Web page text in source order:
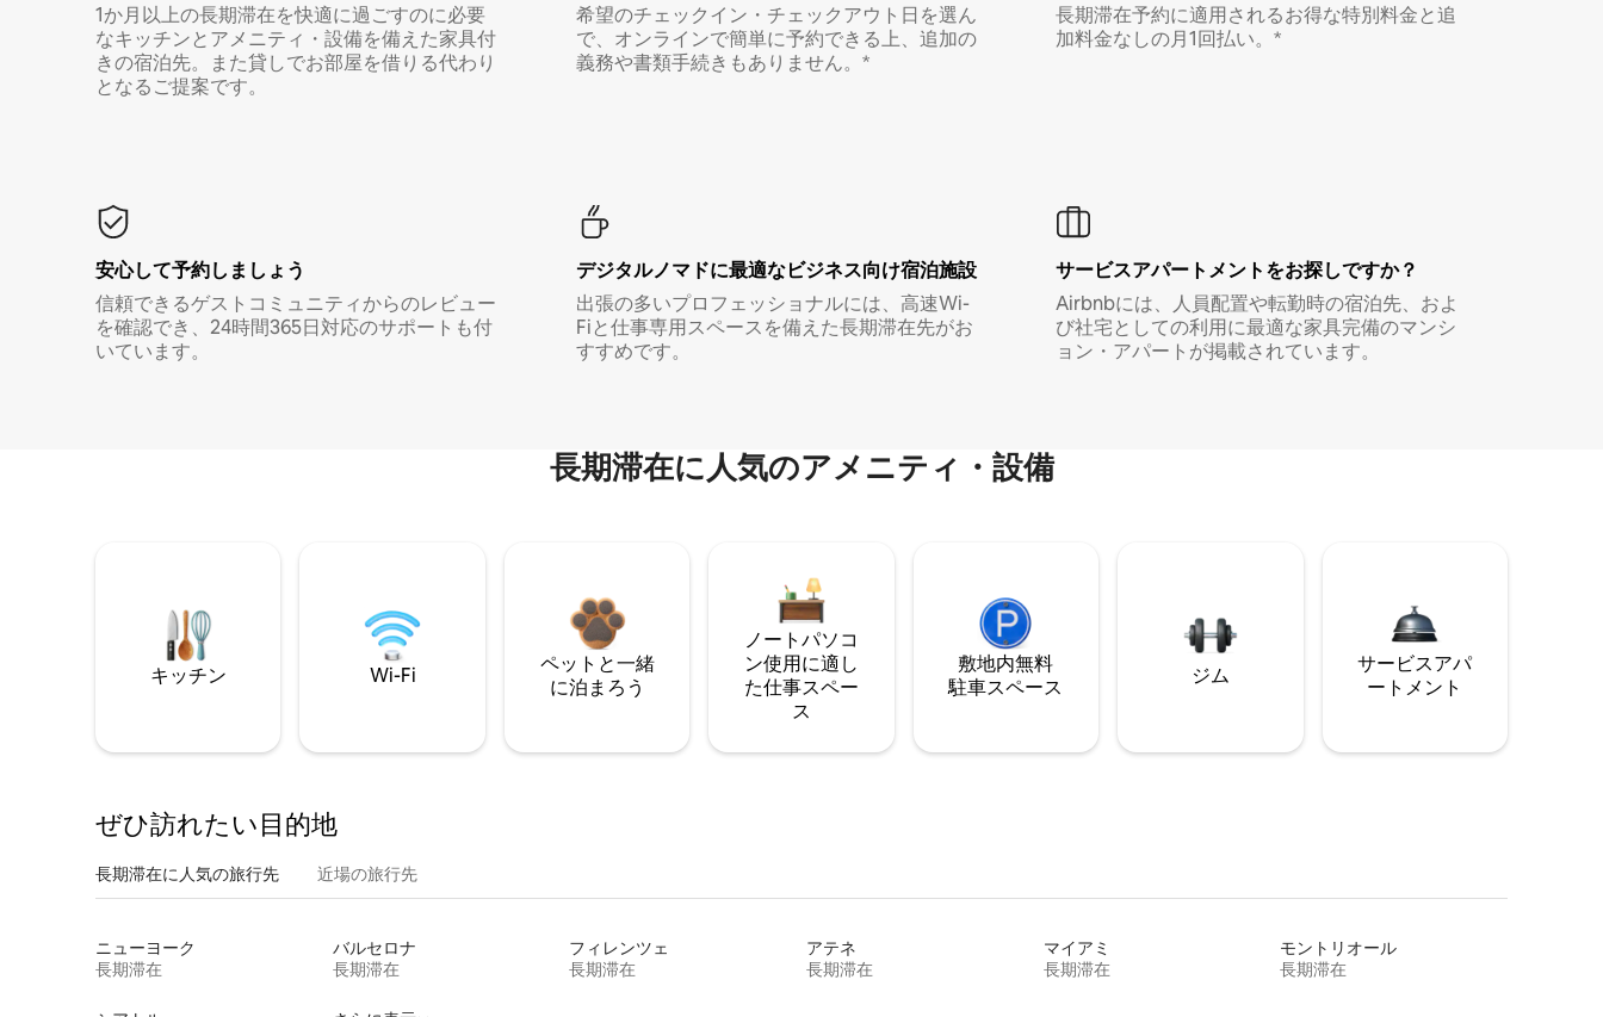
1か月以上の長期滞在を快適に過ごすのに必要
なキッチンとアメニティ・設備を備えた家具付
きの宿泊先。また貸しでお部屋を借りる代わり
となるご提案です。
希望のチェックイン・チェックアウト日を選ん
で、オンラインで簡単に予約できる上、追加の
義務や書類手続きもありません。*
長期滞在予約に適用されるお得な特別料金と追
加料金なしの月1回払い。*
安心して予約しましょう
信頼できるゲストコミュニティからのレビュー
を確認でき、24時間365日対応のサポートも付
いています。
デジタルノマド⁠に最⁠適⁠なビ⁠ジ⁠ネ⁠ス⁠向⁠け宿⁠泊⁠施⁠設
出張の多いプロフェッショナルには、高速Wi-
Fiと仕事専用スペースを備えた長期滞在先がお
すすめです。
サービスアパートメントをお探しですか？
Airbnbには、人員配置や転勤時の宿泊先、およ
び社宅としての利用に最適な家具完備のマンシ
ョン・アパートが掲載されています。
長期滞在に人気のアメニティ・設備
キッチン Wi-Fi
ペットと一緒
に泊まろう
ノートパソコ
ン使用に適し
た仕事スペー
ス
敷地内無料
駐⁠車ス⁠ペ⁠ー⁠ス
ジム
サービスアパ
ートメント
ぜひ訪⁠れ⁠た⁠い目⁠的⁠地
長期滞在に人気の旅行先 近場の旅行先
ニューヨーク
長期滞在
バルセロナ
長期滞在
フィレンツェ
長期滞在
アテネ
長期滞在
マイアミ
長期滞在
モントリオール
長期滞在